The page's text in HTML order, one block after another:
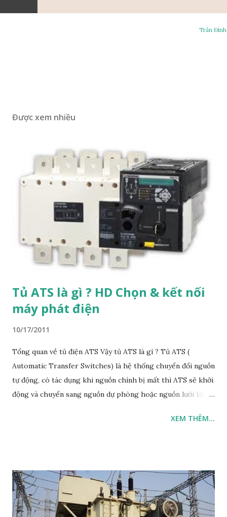
Trần
Được xem nhiều
Tủ ATS là gì ? HD Chọn & kết nối
máy phát điện
10/17/2011
Tổng quan về tủ điện ATS Vậy tủ ATS là gì ? Tủ ATS (
Automatic Transfer Switches) là hệ thống chuyển đổi nguồn
tự động, có tác dụng khi nguồn chính bị mất thì ATS sẽ khởi
động và chuyển sang nguồn dự phòng hoặc nguồn lưới khác.
nguồn(Thông thường chỉ nên tới 03 với tải đặc biệt quan
và kiểm soát khởi động máy phát điện. Chuyển tải sang sử
dụng nguồn điện dự phòng là máy phát điện. Ngoài dùng kết
nối nguồn dự phòng là máy phát điện tại nhà máy điện cũng
XEM THÊM...